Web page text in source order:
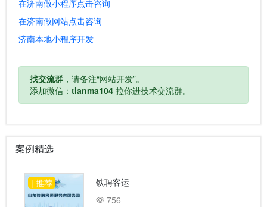
在济南做小程序点击咨询
在济南做网站点击咨询
济南本地小程序开发
找交流群，请备注“网站开发”。
添加微信： tianma104拉你进技术交流群。
案例精选
| 推荐
铁聘客运
756